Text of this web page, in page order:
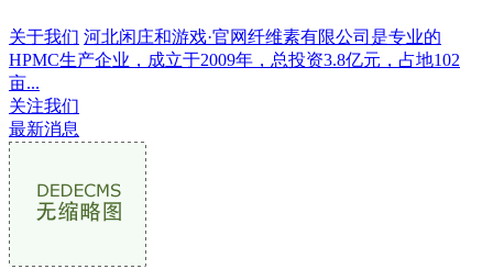
关于我们 河北闲庄和游戏·官网纤维素有限公司是专业的
HPMC生产企业，成立于2009年，总投资3.8亿元，占地102
亩...
关注我们
最新消息